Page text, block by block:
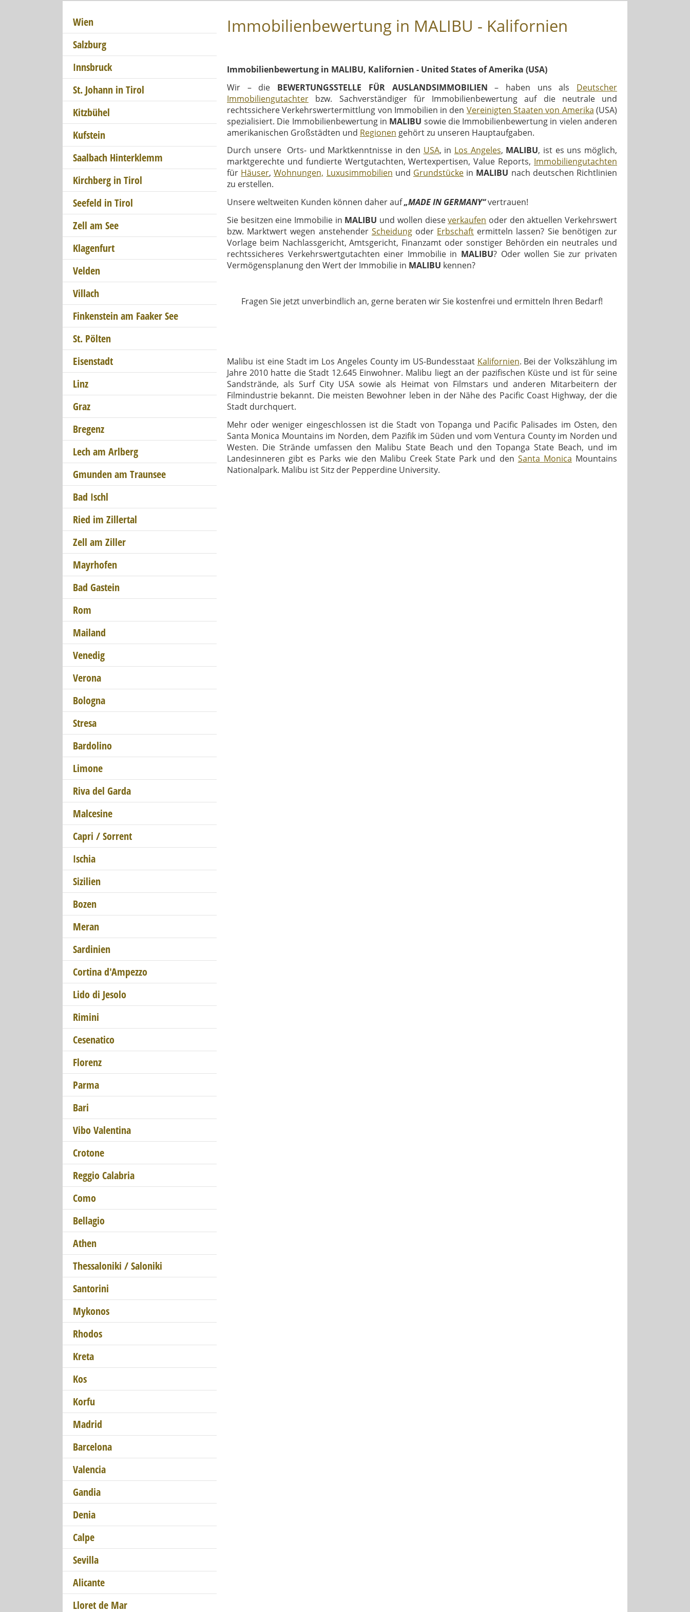
Wien
Salzburg
Innsbruck
St. Johann in Tirol
Kitzbühel
Kufstein
Saalbach Hinterklemm
Kirchberg in Tirol
Seefeld in Tirol
Zell am See
Klagenfurt
Velden
Villach
Finkenstein am Faaker See
St. Pölten
Eisenstadt
Linz
Graz
Bregenz
Lech am Arlberg
Gmunden am Traunsee
Bad Ischl
Ried im Zillertal
Zell am Ziller
Mayrhofen
Bad Gastein
Rom
Mailand
Venedig
Verona
Bologna
Stresa
Bardolino
Limone
Riva del Garda
Malcesine
Capri / Sorrent
Ischia
Sizilien
Bozen
Meran
Sardinien
Cortina d'Ampezzo
Lido di Jesolo
Rimini
Cesenatico
Florenz
Parma
Bari
Vibo Valentina
Crotone
Reggio Calabria
Como
Bellagio
Athen
Thessaloniki / Saloniki
Santorini
Mykonos
Rhodos
Kreta
Kos
Korfu
Madrid
Barcelona
Valencia
Gandia
Denia
Calpe
Sevilla
Alicante
Lloret de Mar
Immobilienbewertung in MALIBU - Kalifornien
Immobilienbewertung in MALIBU, Kalifornien - United States of Amerika (USA)
Wir – die BEWERTUNGSSTELLE FÜR AUSLANDSIMMOBILIEN – haben uns als Deutscher
Immobiliengutachter bzw. Sachverständiger für Immobilienbewertung auf die neutrale und
rechtssichere Verkehrswertermittlung von Immobilien in den Vereinigten Staaten von Amerika (USA)
spezialisiert. Die Immobilienbewertung in MALIBU sowie die Immobilienbewertung in vielen anderen
amerikanischen Großstädten und Regionen gehört zu unseren Hauptaufgaben.
Durch unsere Orts- und Marktkenntnisse in den USA, in Los Angeles, MALIBU, ist es uns möglich,
marktgerechte und fundierte Wertgutachten, Wertexpertisen, Value Reports, Immobiliengutachten
für Häuser,Wohnungen, Luxusimmobilien und Grundstücke in MALIBU nach deutschen Richtlinien
zu erstellen.
Unsere weltweiten Kunden können daher auf„MADE IN GERMANY“vertrauen!
Sie besitzen eine Immobilie in MALIBU und wollen dieseverkaufen oder den aktuellen Verkehrswert
bzw. Marktwert wegen anstehender Scheidungoder Erbschaft ermitteln lassen? Sie benötigen zur
Vorlage beim Nachlassgericht, Amtsgericht, Finanzamt oder sonstiger Behörden ein neutrales und
rechtssicheres Verkehrswertgutachten einer Immobilie in MALIBU? Oder wollen Sie zur privaten
Vermögensplanung den Wert der Immobilie in MALIBU kennen?
Fragen Sie jetzt unverbindlich an, gerne beraten wir Sie kostenfrei und ermitteln Ihren Bedarf!
Malibu ist eine Stadt im Los Angeles County im US-Bundesstaat Kalifornien. Bei der Volkszählung im
Jahre 2010 hatte die Stadt 12.645 Einwohner. Malibu liegt an der pazifischen Küste und ist für seine
Sandstrände, als Surf City USA sowie als Heimat von Filmstars und anderen Mitarbeitern der
Filmindustrie bekannt. Die meisten Bewohner leben in der Nähe des Pacific Coast Highway, der die
Stadt durchquert.
Mehr oder weniger eingeschlossen ist die Stadt von Topanga und Pacific Palisades im Osten, den
Santa Monica Mountains im Norden, dem Pazifik im Süden und vom Ventura County im Norden und
Westen. Die Strände umfassen den Malibu State Beach und den Topanga State Beach, und im
Landesinneren gibt es Parks wie den Malibu Creek State Park und den Santa Monica Mountains
Nationalpark. Malibu ist Sitz der Pepperdine University.